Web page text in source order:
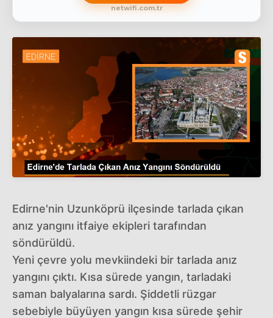
netwifi.com.tr
Edirne'nin Uzunköprü ilçesinde tarlada çıkan
anız yangını itfaiye ekipleri tarafından
söndürüldü.
Yeni çevre yolu mevkiindeki bir tarlada anız
yangını çıktı. Kısa sürede yangın, tarladaki
saman balyalarına sardı. Şiddetli rüzgar
sebebiyle büyüyen yangın kısa sürede şehir